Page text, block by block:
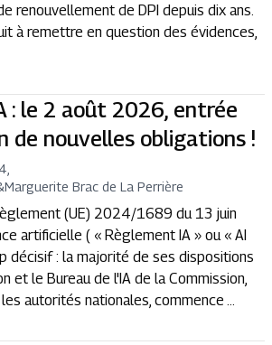
renouvellement de DPI depuis dix ans.
à remettre en question des évidences,
: le 2 août 2026, entrée
de nouvelles obligations !
Marguerite Brac de La Perrière
(UE) 2024/1689 du 13 juin
artificielle ( « Règlement IA » ou « AI
décisif : la majorité de ses dispositions
et le Bureau de l'IA de la Commission,
autorités nationales, commence ...